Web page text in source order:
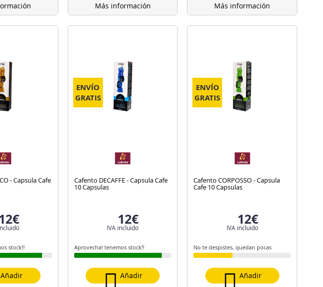
Más información Más información
- Capsula Cafe
stock!!
Añadir
ENVÍO
GRATIS
Cafento DECAFFE - Capsula Cafe
10 Capsulas
12€
IVA incluido
Aprovecha! tenemos stock!!
Añadir
ENVÍO
GRATIS
Cafento CORPOSSO - Capsula
Cafe 10 Capsulas
12€
IVA incluido
No te despistes, quedan pocas
Añadir